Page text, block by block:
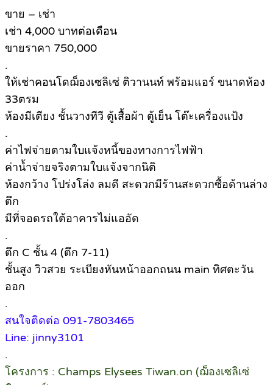
ขาย – เช่า
เช่า 4,000 บาทต่อเดือน
ขายราคา 750,000
.
ให้เช่าคอนโดฌ็องเซลิเซ่ ติวานนท์ พร้อมแอร์ ขนาดห้อง
33ตรม
ห้องมีเตียง ชั้นวางทีวี ตู้เสื้อผ้า ตู้เย็น โต๊ะเครื่องแป้ง
.
ค่าไฟจ่ายตามใบแจ้งหนี้ของทางการไฟฟ้า
ค่าน้ำจ่ายจริงตามใบแจ้งจากนิติ
ห้องกว้าง โปร่งโล่ง ลมดี สะดวกมีร้านสะดวกซื้อด้านล่าง
ตึก
มีที่จอดรถใต้อาคารไม่แออัด
.
ตึก C ชั้น 4 (ตึก 7-11)
ชั้นสูง วิวสวย ระเบียงหันหน้าออกถนน main ทิศตะวัน
ออก
.
สนใจติดต่อ 091-7803465
Line: jinny3101
.
โครงการ : Champs Elysees Tiwan.on (ฌ็องเซลิเซ่